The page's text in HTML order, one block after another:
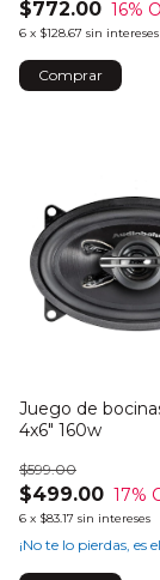
$772.00 16%
6 x $128.67 sin intereses
Juego de
4x6" 160w
$499.00
$599.00
17%
6 x $83.17 sin intereses
¡No te lo pierdas, es